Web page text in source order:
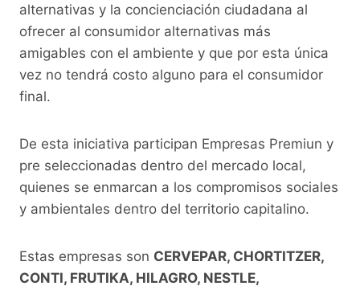
alternativas y la concienciación ciudadana al
ofrecer al consumidor alternativas más
amigables con el ambiente y que por esta única
vez no tendrá costo alguno para el consumidor
final.
De esta iniciativa participan Empresas Premiun y
pre seleccionadas dentro del mercado local,
quienes se enmarcan a los compromisos sociales
y ambientales dentro del territorio capitalino.
Estas empresas son CERVEPAR, CHORTITZER,
CONTI, FRUTIKA, HILAGRO, NESTLE,